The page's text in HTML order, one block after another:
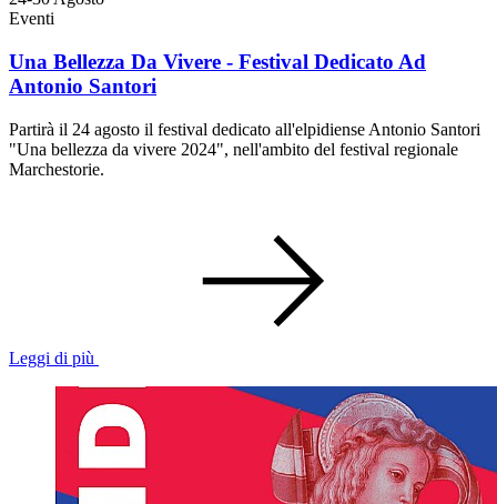
Eventi
Una Bellezza Da Vivere - Festival Dedicato Ad
Antonio Santori
Partirà il 24 agosto il festival dedicato all'elpidiense Antonio Santori
"Una bellezza da vivere 2024", nell'ambito del festival regionale
Marchestorie.
Leggi di più